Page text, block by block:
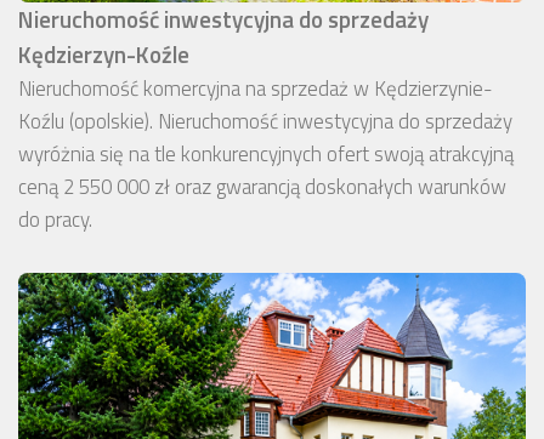
Nieruchomość inwestycyjna do sprzedaży
Kędzierzyn-Koźle
Nieruchomość komercyjna na sprzedaż w Kędzierzynie-
Koźlu (opolskie). Nieruchomość inwestycyjna do sprzedaży
wyróżnia się na tle konkurencyjnych ofert swoją atrakcyjną
ceną 2 550 000 zł oraz gwarancją doskonałych warunków
do pracy.